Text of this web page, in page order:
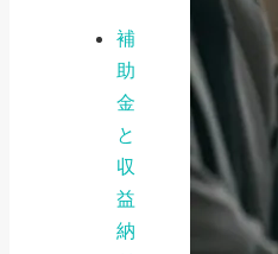
補
助
金
と
収
益
納